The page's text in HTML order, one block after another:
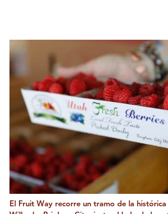
El Fruit Way recorre un tramo de la